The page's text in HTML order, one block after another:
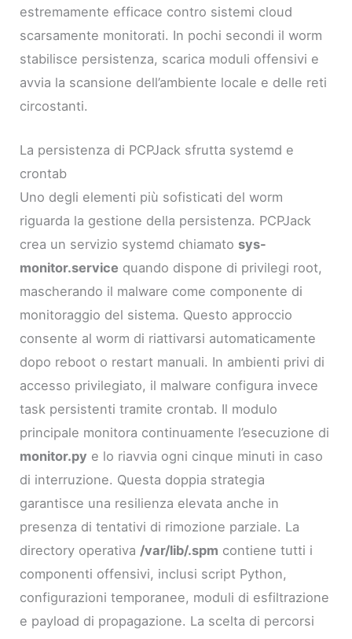
estremamente efficace contro sistemi cloud
scarsamente monitorati. In pochi secondi il worm
stabilisce persistenza, scarica moduli offensivi e
avvia la scansione dell’ambiente locale e delle reti
circostanti.
La persistenza di PCPJack sfrutta systemd e
crontab
Uno degli elementi più sofisticati del worm
riguarda la gestione della persistenza. PCPJack
crea un servizio systemd chiamato sys-
monitor.service quando dispone di privilegi root,
mascherando il malware come componente di
monitoraggio del sistema. Questo approccio
consente al worm di riattivarsi automaticamente
dopo reboot o restart manuali. In ambienti privi di
accesso privilegiato, il malware configura invece
task persistenti tramite crontab. Il modulo
principale monitora continuamente l’esecuzione di
monitor.py e lo riavvia ogni cinque minuti in caso
di interruzione. Questa doppia strategia
garantisce una resilienza elevata anche in
presenza di tentativi di rimozione parziale. La
directory operativa /var/lib/.spm contiene tutti i
componenti offensivi, inclusi script Python,
configurazioni temporanee, moduli di esfiltrazione
e payload di propagazione. La scelta di percorsi